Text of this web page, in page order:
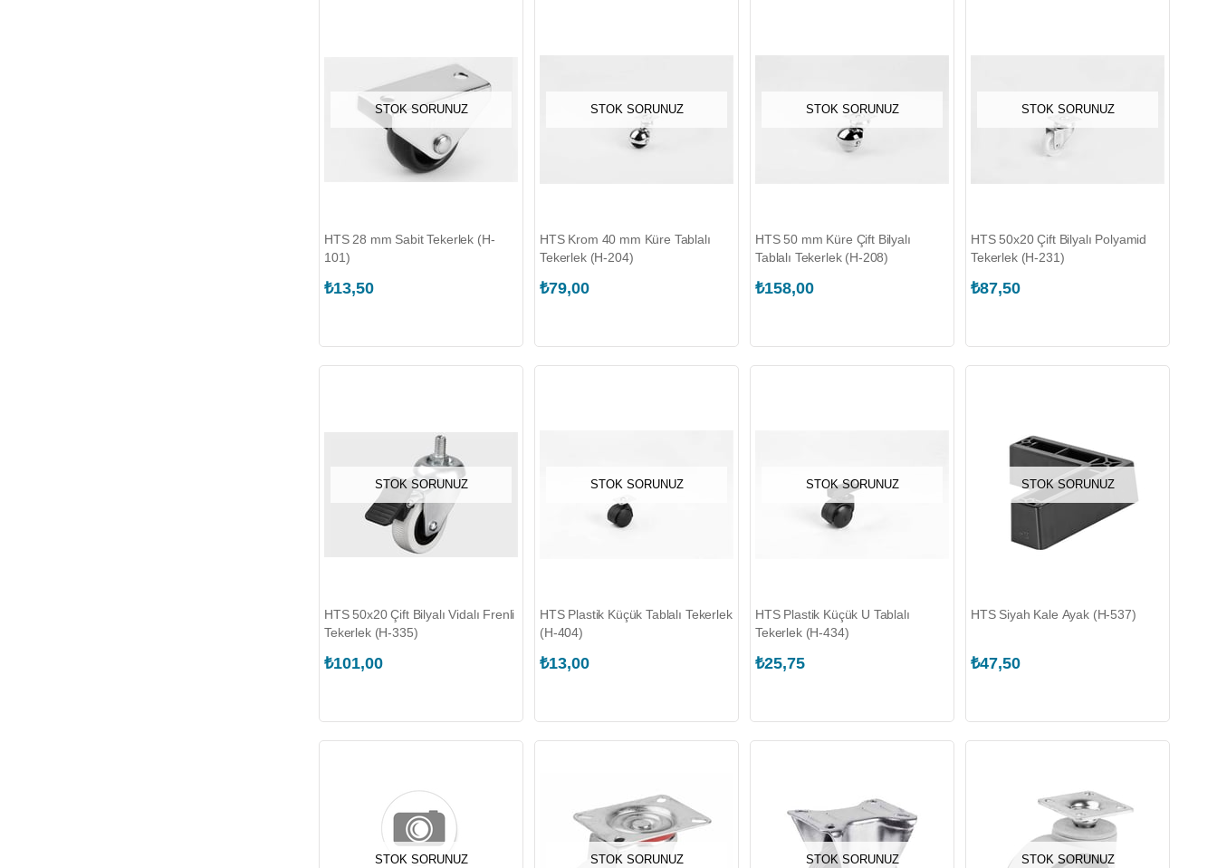
STOK SORUNUZ
HTS 28 mm Sabit Tekerlek (H-
101)
₺13,50
STOK SORUNUZ
HTS Krom 40 mm Küre Tablalı
Tekerlek (H-204)
₺79,00
STOK SORUNUZ
HTS 50 mm Küre Çift Bilyalı
Tablalı Tekerlek (H-208)
₺158,00
STOK SORUNUZ
HTS 50x20 Çift Bilyalı Polyamid
Tekerlek (H-231)
₺87,50
STOK SORUNUZ
HTS 50x20 Çift Bilyalı Vidalı Frenli
Tekerlek (H-335)
₺101,00
STOK SORUNUZ
HTS Plastik Küçük Tablalı Tekerlek
(H-404)
₺13,00
STOK SORUNUZ
HTS Plastik Küçük U Tablalı
Tekerlek (H-434)
₺25,75
STOK SORUNUZ
HTS Siyah Kale Ayak (H-537)
₺47,50
STOK SORUNUZ STOK SORUNUZ STOK SORUNUZ STOK SORUNUZ